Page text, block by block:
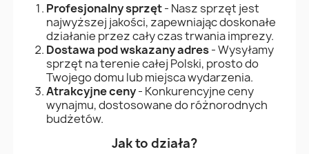
Profesjonalny sprzęt- Nasz sprzęt jest
najwyższej jakości, zapewniając doskonałe
działanie przez cały czas trwania imprezy.
Dostawa pod wskazany adres- Wysyłamy
sprzęt na terenie całej Polski, prosto do
Twojego domu lub miejsca wydarzenia.
Atrakcyjne ceny- Konkurencyjne ceny
wynajmu, dostosowane do różnorodnych
budżetów.
Jak to działa?